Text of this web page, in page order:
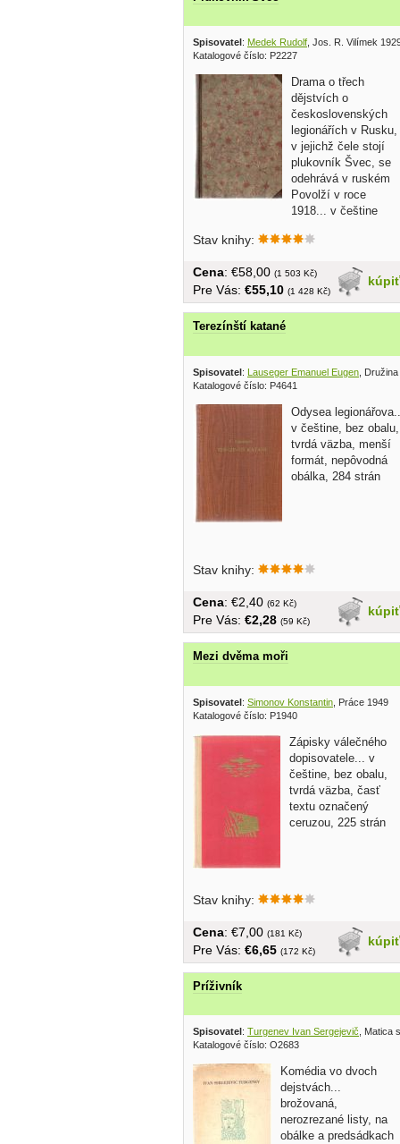
Spisovatel : Medek Rudolf , Jos. R. Vilímek
Katalogové číslo: P2227
Drama o třech
dějstvích o
československých
legionářích v Rusku,
v jejichž čele stojí
plukovník Švec, se
odehrává v ruském
Povolží v roce
1918... v češtine
Stav knihy:
kúpiť
Cena: €58,00 (1 503 Kč)
Pre Vás: €55,10 (1 428 Kč)
Terezínští katané
Spisovatel: Lauseger Emanuel Eugen ,
Katalogové číslo: P4641
Odysea legionářova..
v češtine, bez obalu,
tvrdá väzba, menší
formát, nepôvodná
obálka, 284 strán
Stav knihy:
kúpiť
Cena: €2,40 (62 Kč)
Pre Vás: €2,28 (59 Kč)
Mezi dvěma moři
Spisovatel: Simonov Konstantin , Práce 1949
Katalogové číslo: P1940
Zápisky válečného
dopisovatele... v
češtine, bez obalu,
tvrdá väzba, časť
textu označený
ceruzou, 225 strán
Stav knihy:
kúpiť
Cena: €7,00 (181 Kč)
Pre Vás: €6,65 (172 Kč)
Príživník
Spisovatel : Turgenev Ivan Sergejevič , Matica
Katalogové číslo: O2683
Komédia vo dvoch
dejstvách...
brožovaná,
nerozrezané listy, na
obálke a predsádkach